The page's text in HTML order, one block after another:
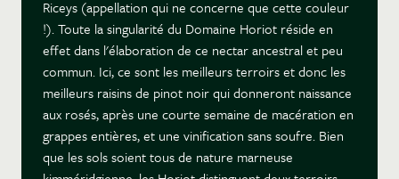
Riceys (appellation qui ne concerne que cette couleur
!). Toute la singularité du Domaine Horiot réside en
effet dans l'élaboration de ce nectar ancestral et peu
commun. Ici, ce sont les meilleurs terroirs et donc les
meilleurs raisins de pinot noir qui donneront naissance
aux rosés, après une courte semaine de macération en
grappes entières, et une vinification sans soufre. Bien
que les sols soient tous de nature marneuse